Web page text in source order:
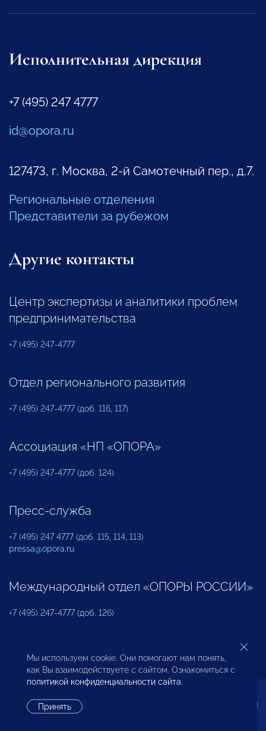
Исполнительная дирекция
+7 (495) 247 4777
id@opora.ru
127473, г. Москва, 2-й Самотечный пер., д.7.
Региональные отделения
Представители за рубежом
Другие контакты
Центр экспертизы и аналитики проблем
предпринимательства
+7 (495) 247-4777
Отдел регионального развития
+7 (495) 247-4777 (доб. 116, 117)
Ассоциация «НП «ОПОРА»
+7 (495) 247-4777 (доб. 124)
Пресс-служба
+7 (495) 247 4777 (доб. 115, 114, 113)
pressa@opora.ru
Международный отдел «ОПОРЫ РОССИИ»
+7 (495) 247-4777 (доб. 126)
Бюро по защите прав предпринимателей и
инвесторов
Мы используем cookie. Они помогают нам понять,
как Вы взаимодействуете с сайтом. Ознакомиться с
политикой конфиденциальности сайта.
Принять